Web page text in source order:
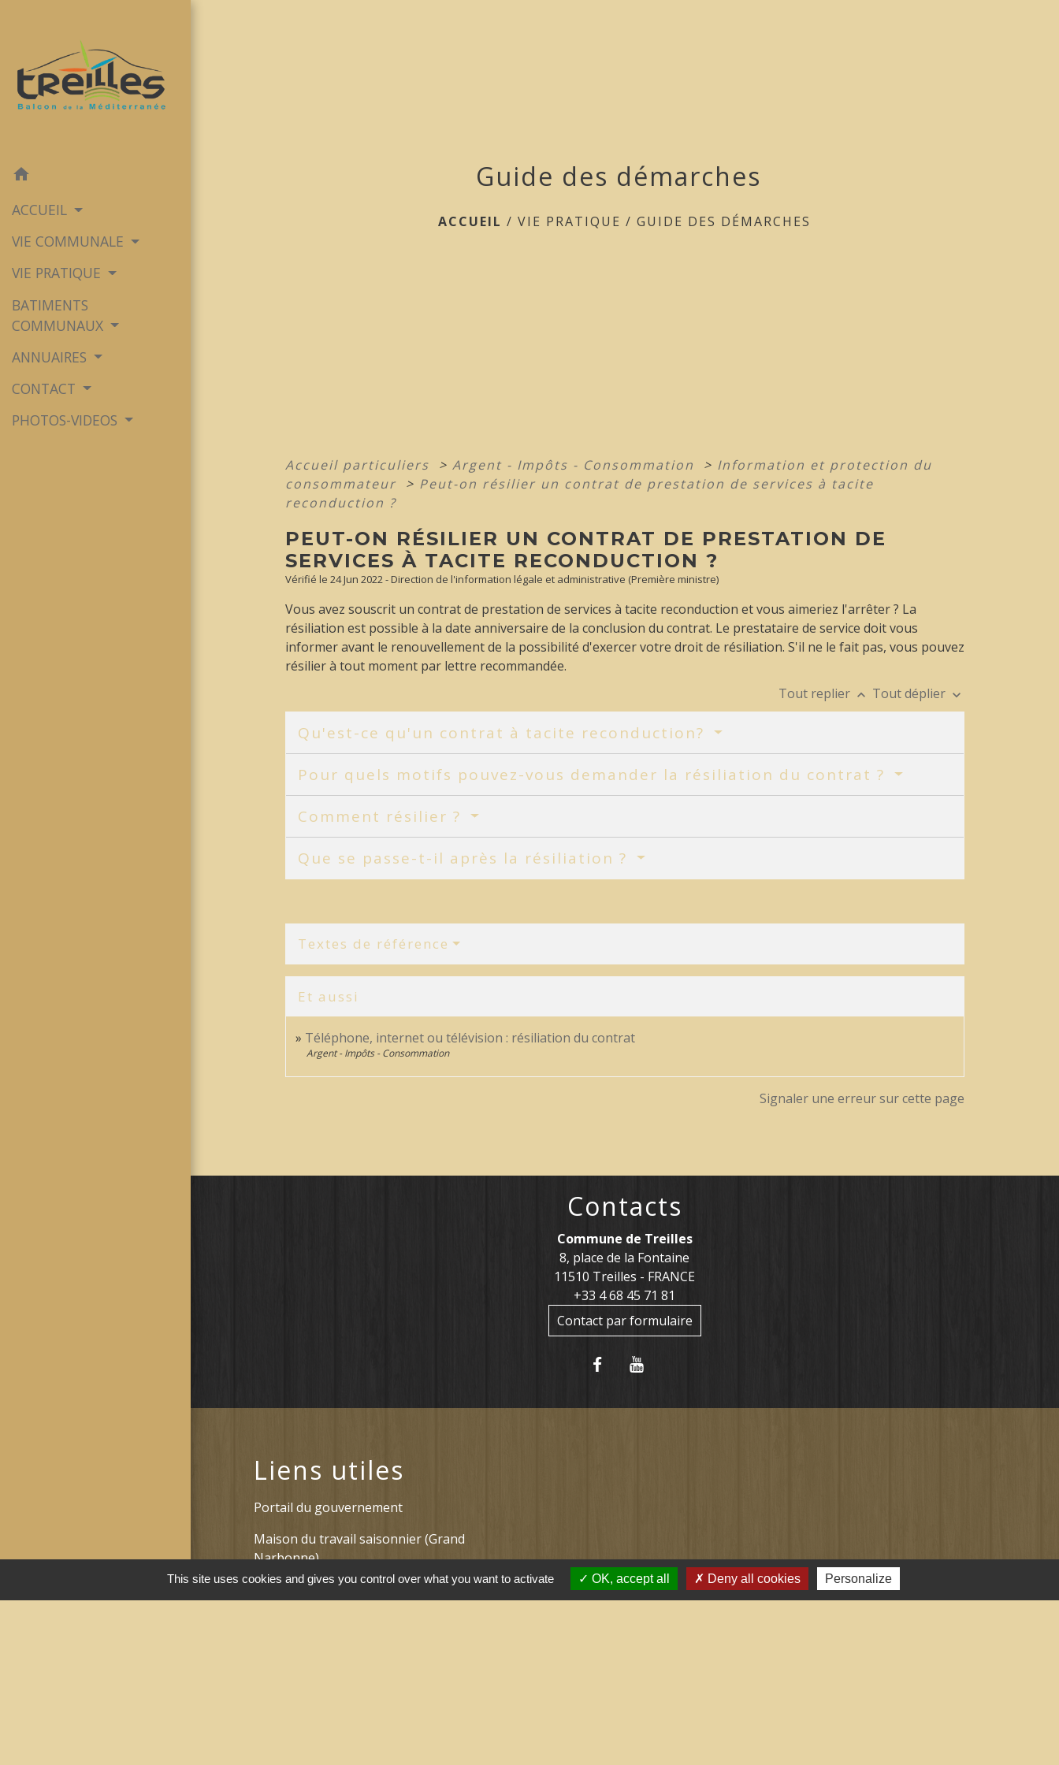
home
ACCUEIL
VIE COMMUNALE
VIE PRATIQUE
BATIMENTS
COMMUNAUX
ANNUAIRES
CONTACT
PHOTOS-VIDEOS
Guide des démarches
ACCUEIL /VIE PRATIQUE /GUIDE DES DÉMARCHES
Accueil particuliers > Argent - Impôts - Consommation > Information et protection du
consommateur > Peut-on résilier un contrat de prestation de services à tacite
reconduction ?
PEUT-ON RÉSILIER UN CONTRAT DE PRESTATION DE
SERVICES À TACITE RECONDUCTION ?
Vérifié le 24 Jun 2022 - Direction de l'information légale et administrative (Première ministre)
Vous avez souscrit un contrat de prestation de services à tacite reconduction et vous aimeriez l'arrêter ? La
résiliation est possible à la date anniversaire de la conclusion du contrat. Le prestataire de service doit vous
informer avant le renouvellement de la possibilité d'exercer votre droit de résiliation. S'il ne le fait pas, vous pouvez
résilier à tout moment par lettre recommandée.
Tout replier keyboard_arrow_up Tout déplier keyboard_arrow_down
Qu'est-ce qu'un contrat à tacite reconduction?
Pour quels motifs pouvez-vous demander la résiliation du contrat ?
Comment résilier ?
Que se passe-t-il après la résiliation ?
Textes de référence
Et aussi
Téléphone, internet ou télévision : résiliation du contrat
Argent - Impôts - Consommation
Signaler une erreur sur cette page
Contacts
Commune de Treilles
8, place de la Fontaine
11510 Treilles - FRANCE
+33 4 68 45 71 81
Contact par formulaire
Liens utiles
Portail du gouvernement
Maison du travail saisonnier (Grand
Narbonne)
Région Occitanie
This site uses cookies and gives you control over what you want to activate OK, accept all Deny all cookies Personalize